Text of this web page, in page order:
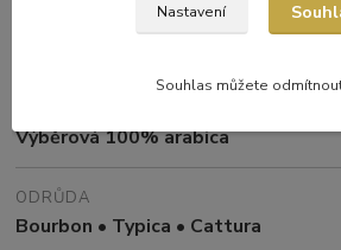
NADMOŘSKÁ VÝŠKA
Výběrová 100% arabica
ODRŮDA
Bourbon • Typica • Cattura
Nastavení
Souhlas můžete